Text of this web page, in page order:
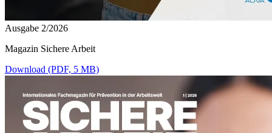
Ausgabe 2/2026
Magazin Sichere Arbeit
Download (PDF, 5 MB)